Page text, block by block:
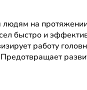
на
быстро и
работу